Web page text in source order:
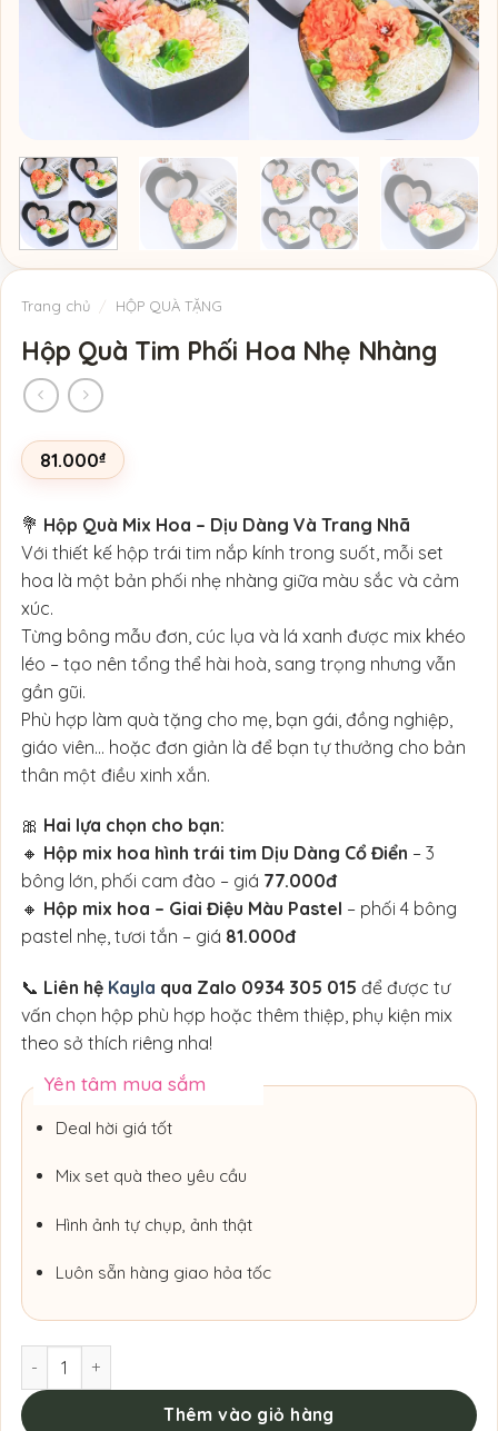
Trang chủ / HỘP QUÀ TẶNG
Hộp Quà Tim Phối Hoa Nhẹ Nhàng
81.000₫
💐 Hộp Quà Mix Hoa – Dịu Dàng Và Trang Nhã
Với thiết kế hộp trái tim nắp kính trong suốt, mỗi set
hoa là một bản phối nhẹ nhàng giữa màu sắc và cảm
xúc.
Từng bông mẫu đơn, cúc lụa và lá xanh được mix khéo
léo – tạo nên tổng thể hài hoà, sang trọng nhưng vẫn
gần gũi.
Phù hợp làm quà tặng cho mẹ, bạn gái, đồng nghiệp,
giáo viên… hoặc đơn giản là để bạn tự thưởng cho bản
thân một điều xinh xắn.
🎀 Hai lựa chọn cho bạn:
🔸 Hộp mix hoa hình trái tim Dịu Dàng Cổ Điển – 3
bông lớn, phối cam đào – giá 77.000đ
🔸 Hộp mix hoa – Giai Điệu Màu Pastel – phối 4 bông
pastel nhẹ, tươi tắn – giá 81.000đ
📞 Liên hệ Kayla qua Zalo 0934 305 015 để được tư
vấn chọn hộp phù hợp hoặc thêm thiệp, phụ kiện mix
theo sở thích riêng nha!
Yên tâm mua sắm
Deal hời giá tốt
Mix set quà theo yêu cầu
Hình ảnh tự chụp, ảnh thật
Luôn sẵn hàng giao hỏa tốc
Hộp Quà Tim Phối Hoa Nhẹ Nhàng số lượng
Thêm vào giỏ hàng